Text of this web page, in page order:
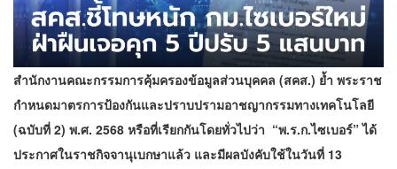
สำนักงานคณะกรรมการคุ้มครองข้อมูลส่วนบุคคล (สคส.) ย้ำ พระราช
กำหนดมาตรการป้องกันและปราบปรามอาชญากรรมทางเทคโนโลยี
(ฉบับที่ 2) พ.ศ. 2568 หรือที่เรียกกันโดยทั่วไปว่า “พ.ร.ก.ไซเบอร์” ได้
ประกาศในราชกิจจานุเบกษาแล้ว และมีผลบังคับใช้ในวันที่ 13